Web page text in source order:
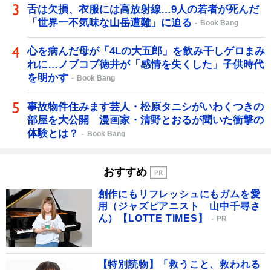
舌は欠損、衣服には高放射線…9人の若者が死んだ
「世界一不気味な山岳遭難」に迫る
Book Bang
心を病んだ母が「4Lの大五郎」を飲み干しゲロまみ
れに…ノブコブ徳井が「感情を失くした」子供時代
を明かす
Book Bang
事故物件住みます芸人・松原タニシがいわくつきの
部屋を大公開 漫画家・清野とおるが聞いた衝撃の
体験とは？
Book Bang
おすすめ
創作にもリフレッシュにもガムを愛
用（ジャズピアニスト 山中千尋さ
ん）【LOTTE TIMES】
PR
【特別読物】「救うこと、救われる